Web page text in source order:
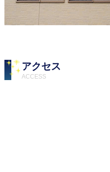
アクセス
ACCESS